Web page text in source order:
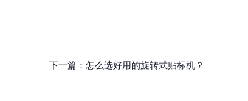
下一篇： 怎么选好用的旋转式贴标机？